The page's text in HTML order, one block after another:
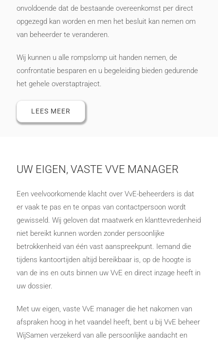
onvoldoende dat de bestaande overeenkomst per direct
opgezegd kan worden en men het besluit kan nemen om
van beheerder te veranderen.
Wij kunnen u alle rompslomp uit handen nemen, de
confrontatie besparen en u begeleiding bieden gedurende
het gehele overstaptraject.
LEES MEER
UW EIGEN, VASTE VVE MANAGER
Een veelvoorkomende klacht over VvE-beheerders is dat
er vaak te pas en te onpas van contactpersoon wordt
gewisseld. Wij geloven dat maatwerk en klanttevredenheid
niet bereikt kunnen worden zonder persoonlijke
betrokkenheid van één vast aanspreekpunt. Iemand die
tijdens kantoortijden altijd bereikbaar is, op de hoogte is
van de ins en outs binnen uw VvE en direct inzage heeft in
uw dossier.
Met uw eigen, vaste VvE manager die het nakomen van
afspraken hoog in het vaandel heeft, bent u bij VvE beheer
WijSamen verzekerd van alle persoonlijke aandacht en